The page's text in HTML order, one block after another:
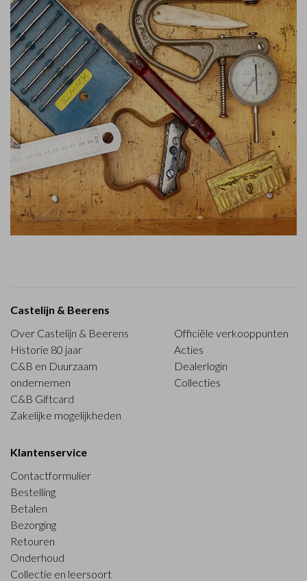
Castelijn & Beerens
Over Castelijn & Beerens
Historie 80 jaar
C&B en Duurzaam
ondernemen
C&B Giftcard
Zakelijke mogelijkheden
Officiële verkooppunten
Acties
Dealerlogin
Collecties
Klantenservice
Contactformulier
Bestelling
Betalen
Bezorging
Retouren
Onderhoud
Collectie en leersoort